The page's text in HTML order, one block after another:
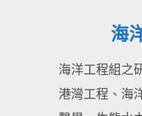
海
海洋工程組之
港灣工程、海